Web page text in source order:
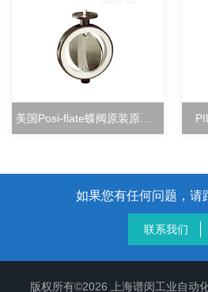
如果您有任何问题，请
联系我们
版权所有©2026 上海谱闵工业自动